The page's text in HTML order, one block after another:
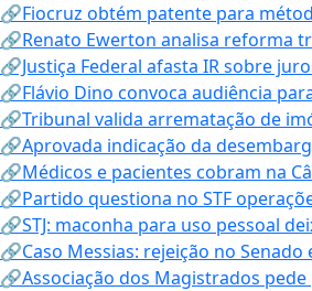
🔗Fiocruz obtém patente para
🔗Renato Ewerton analisa reforma
🔗Justiça Federal afasta IR sobre
🔗Flávio Dino convoca audiência
🔗Tribunal valida arrematação de
🔗Aprovada indicação da
🔗Médicos e pacientes cobram na
🔗Partido questiona no STF
🔗STJ: maconha para uso pessoal
🔗Caso Messias: rejeição no
🔗Associação dos Magistrados